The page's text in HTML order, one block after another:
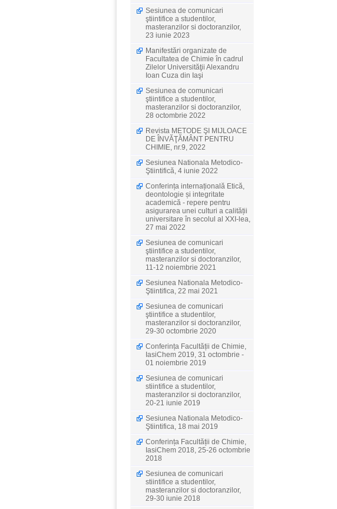
Sesiunea de comunicari
ştiintifice a studentilor,
masteranzilor si doctoranzilor,
23 iunie 2023
Manifestări organizate de
Facultatea de Chimie în cadrul
Zilelor Universităţii Alexandru
Ioan Cuza din Iaşi
Sesiunea de comunicari
ştiintifice a studentilor,
masteranzilor si doctoranzilor,
28 octombrie 2022
Revista METODE ŞI MIJLOACE
DE ÎNVĂŢĂMÂNT PENTRU
CHIMIE, nr.9, 2022
Sesiunea Nationala Metodico-
Ştiintifică, 4 iunie 2022
Conferința internațională Etică,
deontologie și integritate
academică - repere pentru
asigurarea unei culturi a calității
universitare în secolul al XXI-lea,
27 mai 2022
Sesiunea de comunicari
ştiintifice a studentilor,
masteranzilor si doctoranzilor,
11-12 noiembrie 2021
Sesiunea Nationala Metodico-
Ştiintifica, 22 mai 2021
Sesiunea de comunicari
ştiintifice a studentilor,
masteranzilor si doctoranzilor,
29-30 octombrie 2020
Conferința Facultății de Chimie,
IasiChem 2019, 31 octombrie -
01 noiembrie 2019
Sesiunea de comunicari
stiintifice a studentilor,
masteranzilor si doctoranzilor,
20-21 iunie 2019
Sesiunea Nationala Metodico-
Ştiintifica, 18 mai 2019
Conferința Facultății de Chimie,
IasiChem 2018, 25-26 octombrie
2018
Sesiunea de comunicari
stiintifice a studentilor,
masteranzilor si doctoranzilor,
29-30 iunie 2018